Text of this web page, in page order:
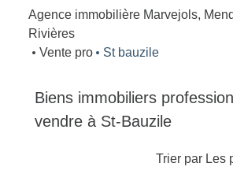
agences
L’AGENCE
Mende
L’AGENCE
Florac
gestion
contact
Agence immobilière Marvejols, Mende, Florac-Trois-
Rivières
Vente pro
St bauzile
Biens immobiliers
vendre à St-Bauzile
Trier par Les